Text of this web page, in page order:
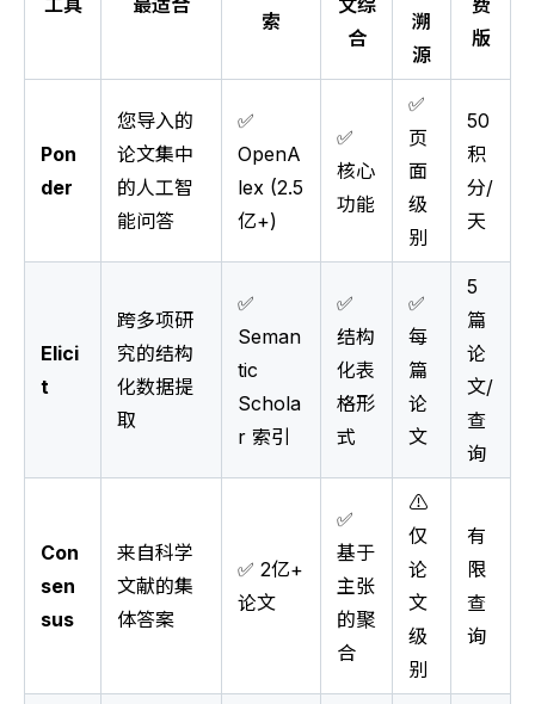
索
合
溯
源
版
Pon
der
您导入的
论文集中
的人工智
能问答
✅
OpenA
lex (2.5
亿+)
✅
核心
功能
✅
页
面
级
别
50
积
分/
天
Elici
t
跨多项研
究的结构
化数据提
取
✅
Seman
tic
Schola
r 索引
✅
结构
化表
格形
式
✅
每
篇
论
文
5
篇
论
文/
查
询
Con
sen
sus
来自科学
文献的集
体答案
✅ 2亿+
论文
✅
基于
主张
的聚
合
⚠️
仅
论
文
级
别
有
限
查
询